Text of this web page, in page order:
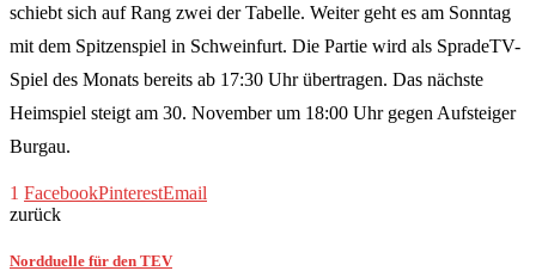
schiebt sich auf Rang zwei der Tabelle. Weiter geht es am Sonntag
mit dem Spitzenspiel in Schweinfurt. Die Partie wird als SpradeTV-
Spiel des Monats bereits ab 17:30 Uhr übertragen. Das nächste
Heimspiel steigt am 30. November um 18:00 Uhr gegen Aufsteiger
Burgau.
1 FacebookPinterestEmail
zurück
Nordduelle für den TEV